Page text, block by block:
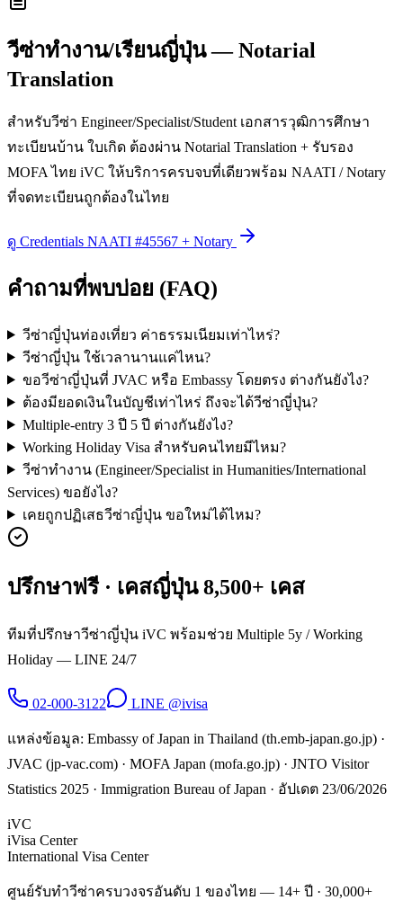
วีซ่าทำงาน/เรียนญี่ปุ่น — Notarial
Translation
สำหรับวีซ่า Engineer/Specialist/Student เอกสารวุฒิการศึกษา
ทะเบียนบ้าน ใบเกิด ต้องผ่าน Notarial Translation + รับรอง
MOFA ไทย iVC ให้บริการครบจบที่เดียวพร้อม NAATI / Notary
ที่จดทะเบียนถูกต้องในไทย
ดู Credentials NAATI #45567 + Notary
คำถามที่พบบ่อย (FAQ)
วีซ่าญี่ปุ่นท่องเที่ยว ค่าธรรมเนียมเท่าไหร่?
วีซ่าญี่ปุ่น ใช้เวลานานแค่ไหน?
ขอวีซ่าญี่ปุ่นที่ JVAC หรือ Embassy โดยตรง ต่างกันยังไง?
ต้องมียอดเงินในบัญชีเท่าไหร่ ถึงจะได้วีซ่าญี่ปุ่น?
Multiple-entry 3 ปี 5 ปี ต่างกันยังไง?
Working Holiday Visa สำหรับคนไทยมีไหม?
วีซ่าทำงาน (Engineer/Specialist in Humanities/International
Services) ขอยังไง?
เคยถูกปฏิเสธวีซ่าญี่ปุ่น ขอใหม่ได้ไหม?
ปรึกษาฟรี · เคสญี่ปุ่น 8,500+ เคส
ทีมที่ปรึกษาวีซ่าญี่ปุ่น iVC พร้อมช่วย Multiple 5y / Working
Holiday — LINE 24/7
02-000-3122 LINE @ivisa
แหล่งข้อมูล: Embassy of Japan in Thailand (th.emb-japan.go.jp) ·
JVAC (jp-vac.com) · MOFA Japan (mofa.go.jp) · JNTO Visitor
Statistics 2025 · Immigration Bureau of Japan · อัปเดต 23/06/2026
iVC
iVisa Center
International Visa Center
ศูนย์รับทำวีซ่าครบวงจรอันดับ 1 ของไทย — 14+ ปี · 30,000+